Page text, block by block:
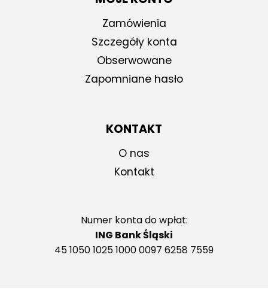
Zamówienia
Szczegóły konta
Obserwowane
Zapomniane hasło
KONTAKT
O nas
Kontakt
Numer konta do wpłat:
ING Bank Śląski
45 1050 1025 1000 0097 6258 7559